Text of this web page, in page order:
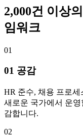
2,000건 이상
임워크
01
01 공감
HR 준수, 채용 프로
새로운 국가에서 운
감합니다.
02